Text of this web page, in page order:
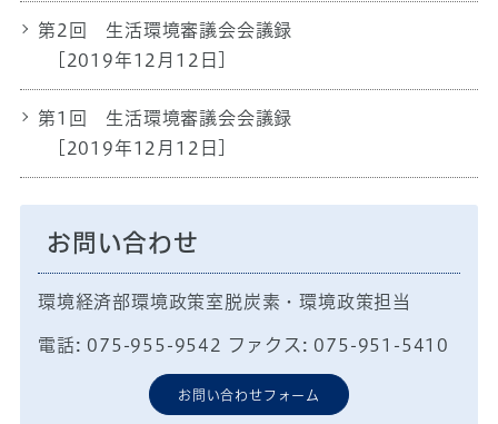
第2回 生活環境審議会会議録
[2019年12月12日]
第1回 生活環境審議会会議録
[2019年12月12日]
お問い合わせ
環境経済部環境政策室脱炭素・環境政策担当
電話: 075-955-9542 ファクス: 075-951-5410
お問い合わせフォーム